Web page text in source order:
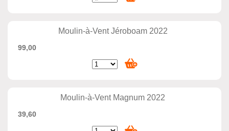
Moulin-à-Vent Jéroboam 2022
99,00
Moulin-à-Vent Magnum 2022
39,60